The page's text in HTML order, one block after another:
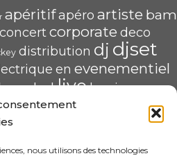
nous utilisons des technologies
apéritif apéro artiste bam
concertcorporate deco
distribution dj djset
en evenementiel
ledlivelumiere
pau POP U L'AIR radio
scenique soirée
structure video écran